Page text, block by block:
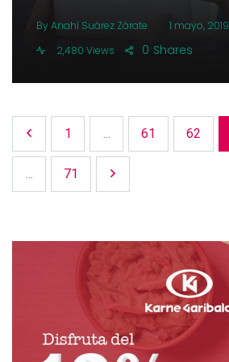
ByAnahí Suárez Zárate . 1 mayo, 2019
2,480 Views
Shares
0
1 61 62
71